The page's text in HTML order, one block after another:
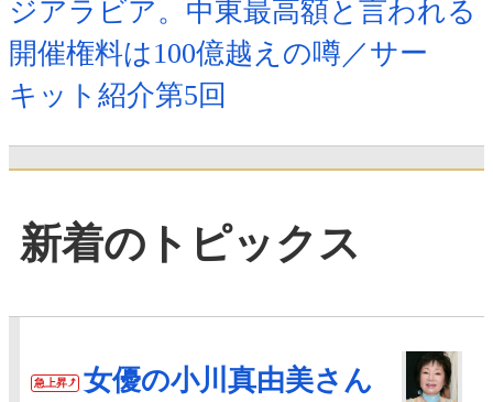
ジアラビア。中東最高額と言われる
開催権料は100億越えの噂／サー
キット紹介第5回
新着のトピックス
急上昇
女優の小川真由美さん